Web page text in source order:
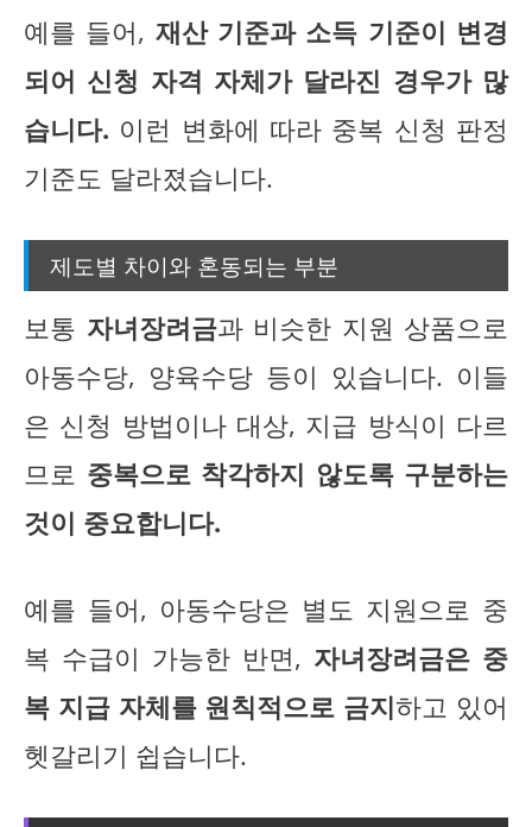
예를 들어, 재산 기준과 소득 기준이 변경
되어 신청 자격 자체가 달라진 경우가 많
습니다. 이런 변화에 따라 중복 신청 판정
기준도 달라졌습니다.
제도별 차이와 혼동되는 부분
보통 자녀장려금과 비슷한 지원 상품으로
아동수당, 양육수당 등이 있습니다. 이들
은 신청 방법이나 대상, 지급 방식이 다르
므로 중복으로 착각하지 않도록 구분하는
것이 중요합니다.
예를 들어, 아동수당은 별도 지원으로 중
복 수급이 가능한 반면, 자녀장려금은 중
복 지급 자체를 원칙적으로 금지하고 있어
헷갈리기 쉽습니다.